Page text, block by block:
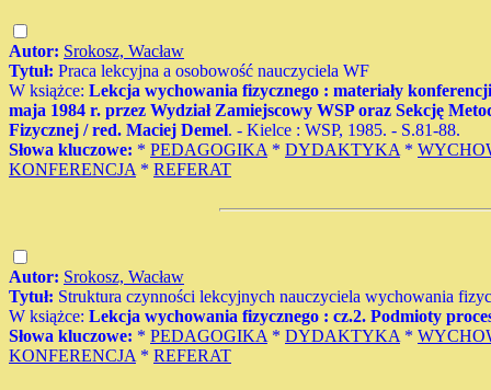
Autor: Srokosz, Wacław
Tytuł: Praca lekcyjna a osobowość nauczyciela WF
W książce: Lekcja wychowania fizycznego : materiały
maja 1984 r. przez Wydział Zamiejscowy WSP oraz Sekcję
Fizycznej / red. Maciej Demel. - Kielce : WSP, 1985. - S.81-88.
Słowa kluczowe: * PEDAGOGIKA * DYDAKTYKA *
KONFERENCJA * REFERAT
Autor: Srokosz, Wacław
Tytuł: Struktura czynności lekcyjnych nauczyciela wychowania
W książce: Lekcja wychowania fizycznego : cz.2. Podmioty
Słowa kluczowe: * PEDAGOGIKA * DYDAKTYKA *
KONFERENCJA * REFERAT